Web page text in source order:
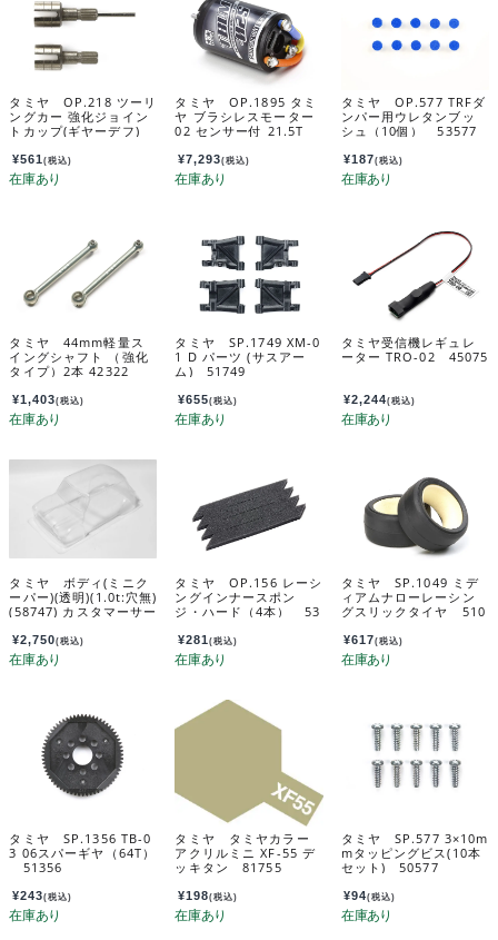
タミヤ OP.218 ツーリ
ングカー 強化ジョイン
トカップ(ギヤーデフ)
¥561(税込)
タミヤ OP.1895 タミ
ヤ ブラシレスモーター
02 センサー付 21.5T
¥7,293(税込)
タミヤ OP.577 TRFダ
ンパー用ウレタンブッ
シュ（10個） 53577
¥187(税込)
タミヤ 44mm軽量ス
イングシャフト （強化
タイプ）2本 42322
¥1,403(税込)
タミヤ SP.1749 XM-0
1 D パーツ (サスアー
ム) 51749
¥655(税込)
タミヤ受信機レギュレ
ーター TRO-02 45075
¥2,244(税込)
タミヤ ボディ(ミニク
ーパー)(透明)(1.0t:穴無)
(58747) カスタマーサー
-000
¥2,750(税込)
タミヤ OP.156 レーシ
ングインナースポン
ジ・ハード（4本） 53
¥281(税込)
タミヤ SP.1049 ミデ
ィアムナローレーシン
グスリックタイヤ 510
¥617(税込)
タミヤ SP.1356 TB-0
3 06スパーギヤ（64T）
51356
¥243(税込)
タミヤ タミヤカラー
アクリルミニ XF-55 デ
ッキタン 81755
¥198(税込)
タミヤ SP.577 3×10m
mタッピングビス(10本
セット) 50577
¥94(税込)